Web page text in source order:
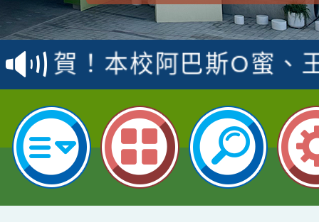
賀！本校參加桃園市中
賽 洪綺君教師榮獲社
名
賀！本校阿巴斯O蜜、
倩參加桃園市科展 國
名 指導老師王老師、
賀！本校四年二班張O
園市英語競賽國小朗讀
指導老師林老師
賀！本校參加桃園市中
賽 劉文瑛教師榮獲教
賀！本校參與2026世